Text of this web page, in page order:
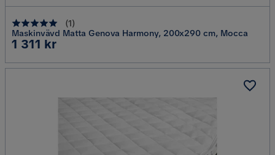
(1)
Maskinvävd Matta Genova Harmony, 200x290 cm, Mocca
Pris
1 311 kr